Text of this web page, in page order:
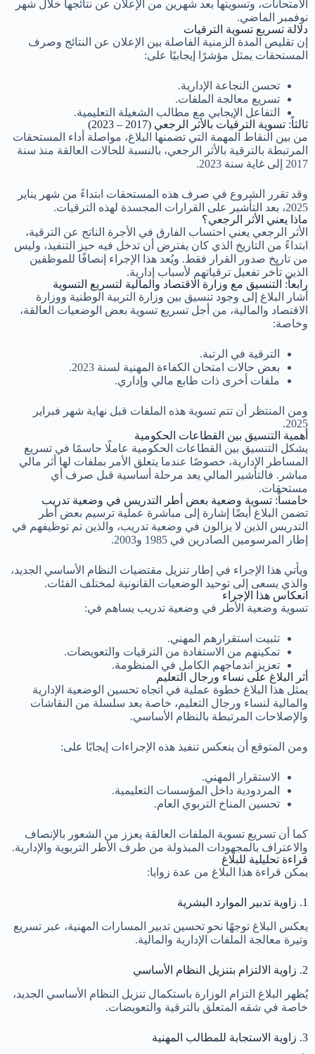
الامتحانات، وتسويتها بعد شهرين من الإعلان عن نتائجها خلال شهر
نوفمبر الماضي.
دلالة تسريع تسوية الترقيات
إن تقليص المدة الزمنية الفاصلة بين الإعلان عن النتائج وصرف
المستحقات يمثل مؤشرًا إيجابيًا على:
تحسن النجاعة الإدارية.
تسريع معالجة الملفات.
التفاعل الإيجابي مع مطالب الشغيلة التعليمية.
ثالثاً: تسوية الترقيات بالأثر الرجعي (2017 – 2023)
من بين النقاط المهمة التي تضمنها البلاغ، مواصلة أداء المستحقات
المرتبطة بالترقية بالأثر الرجعي، بالنسبة للحالات العالقة منذ سنة
2017 إلى غاية سنة 2023.
وقد تقرر الشروع في صرف هذه المستحقات ابتداءً من شهر يناير
2025، بعد التأشير على القرارات المجسدة لهذه الترقيات.
ماذا يعني الأثر الرجعي؟
الأثر الرجعي يعني احتساب الفارق في الأجرة الناتج عن الترقية،
ابتداءً من التاريخ الذي كان يفترض أن تدخل فيه حيز التنفيذ، وليس
من تاريخ صدور القرار فقط. ويُعد هذا الإجراء إنصافًا للموظفين
الذين تأخر تفعيل ترقياتهم لأسباب إدارية.
رابعاً: التنسيق مع وزارة الاقتصاد والمالية لتسريع التسوية
أشار البلاغ إلى وجود تنسيق بين وزارة التربية الوطنية ووزارة
الاقتصاد والمالية، من أجل تسريع تسوية بعض الوضعيات العالقة،
وخاصة:
الترقية في الرتبة.
بعض حالات امتحان الكفاءة المهنية لسنة 2023.
ملفات أخرى ذات طابع مالي وإداري.
ومن المنتظر أن تتم تسوية هذه الملفات قبل نهاية شهر فبراير
2025.
أهمية التنسيق بين القطاعات الحكومية
يشكل التنسيق بين القطاعات الحكومية عاملًا حاسمًا في تسريع
المساطر الإدارية، خصوصًا عندما يتعلق الأمر بملفات لها أثر مالي
مباشر. فالتأشير المالي يعد مرحلة أساسية قبل صرف أي
مستحقات.
خامساً: تسوية وضعية بعض أطر التدريس في وضعية تدريب
تضمن البلاغ أيضًا إشارة إلى مباشرة عملية ترسيم بعض أطر
التدريس الذين لا يزالون في وضعية تدريب، والذين تم توظيفهم في
إطار المرسومين الصادرين في 1985 و2003.
ويأتي هذا الإجراء في إطار تنزيل مقتضيات النظام الأساسي الجديد،
والذي يسعى إلى توحيد الوضعيات القانونية لمختلف الفئات.
انعكاس هذا الإجراء
تسوية وضعية الأطر في وضعية تدريب يساهم في:
تثبيت استقرارهم المهني.
تمكينهم من الاستفادة من الترقيات والتعويضات.
تعزيز اندماجهم الكامل في المنظومة.
أثر البلاغ على نساء ورجال التعليم
يمثل هذا البلاغ خطوة عملية في اتجاه تحسين الوضعية الإدارية
والمالية لنساء ورجال التعليم، خاصة بعد سلسلة من النقاشات
والإصلاحات المرتبطة بالنظام الأساسي.
ومن المتوقع أن ينعكس تنفيذ هذه الإجراءات إيجابًا على:
الاستقرار المهني.
المردودية داخل المؤسسات التعليمية.
تحسين المناخ التربوي العام.
كما أن تسريع تسوية الملفات العالقة يعزز من الشعور بالإنصاف
والاعتراف بالمجهودات المبذولة من طرف الأطر التربوية والإدارية.
قراءة تحليلية للبلاغ
يمكن قراءة هذا البلاغ من عدة زوايا:
1. زاوية تدبير الموارد البشرية
يعكس البلاغ توجهًا نحو تحسين تدبير المسارات المهنية، عبر تسريع
وتيرة معالجة الملفات الإدارية والمالية.
2. زاوية الالتزام بتنزيل النظام الأساسي
يُظهر البلاغ التزام الوزارة باستكمال تنزيل النظام الأساسي الجديد،
خاصة في شقه المتعلق بالترقية والتعويضات.
3. زاوية الاستجابة للمطالب المهنية